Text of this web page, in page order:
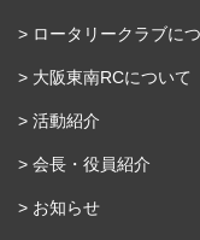
ロータリークラブに
大阪東南RCについて
活動紹介
会長・役員紹介
お知らせ